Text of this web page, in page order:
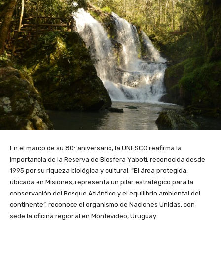
En el marco de su 80º aniversario, la UNESCO reafirma la
importancia de la Reserva de Biosfera Yabotí, reconocida desde
1995 por su riqueza biológica y cultural. “El área protegida,
ubicada en Misiones, representa un pilar estratégico para la
conservación del Bosque Atlántico y el equilibrio ambiental del
continente”, reconoce el organismo de Naciones Unidas, con
sede la oficina regional en Montevideo, Uruguay.